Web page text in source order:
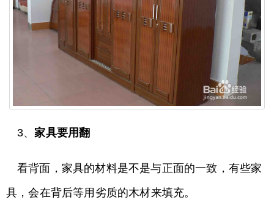
3、家具要用翻
看背面，家具的材料是不是与正面的一致，有些家
具，会在背后等用劣质的木材来填充。